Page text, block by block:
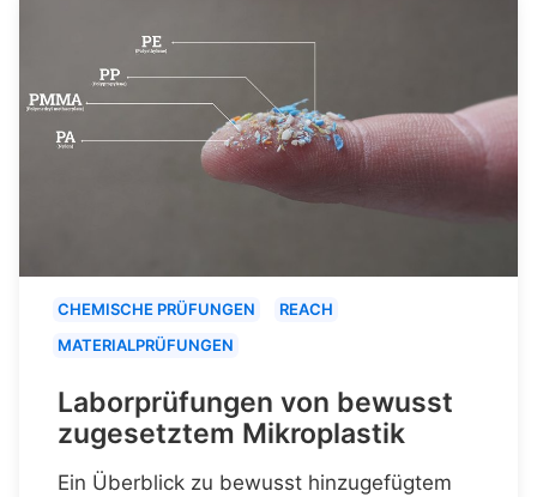
CHEMISCHE PRÜFUNGEN
REACH
MATERIALPRÜFUNGEN
Laborprüfungen von bewusst
zugesetztem Mikroplastik
Ein Überblick zu bewusst hinzugefügtem